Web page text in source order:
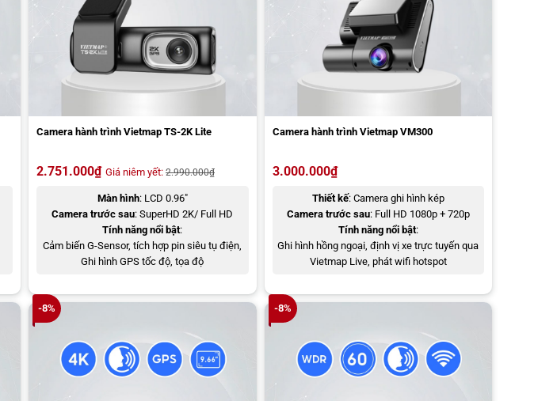
Camera hành trình Vietmap TS-2K Lite
2.751.000₫ Giá niêm yết: 2.990.000₫
Màn hình: LCD 0.96″
Camera trước sau: SuperHD 2K/ Full HD
Tính năng nổi bật:
Cảm biến G-Sensor, tích hợp pin siêu tụ điện,
Ghi hình GPS tốc độ, tọa độ
Camera hành trình Vietmap VM300
3.000.000₫
Thiết kế: Camera ghi hình kép
Camera trước sau: Full HD 1080p + 720p
Tính năng nổi bật:
Ghi hình hồng ngoại, định vị xe trực tuyến qua
Vietmap Live, phát wifi hotspot
-8% -8%